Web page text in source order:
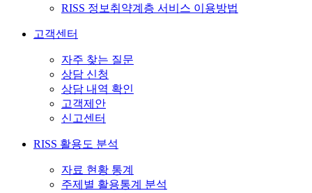
RISS 정보취약계층 서비스 이용방법
고객센터
자주 찾는 질문
상담 신청
상담 내역 확인
고객제안
신고센터
RISS 활용도 분석
자료 현황 통계
주제별 활용통계 분석